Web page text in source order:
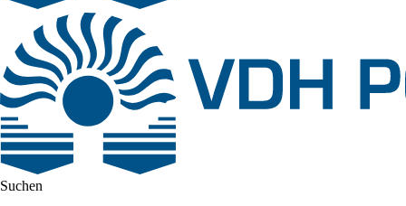
Suchen